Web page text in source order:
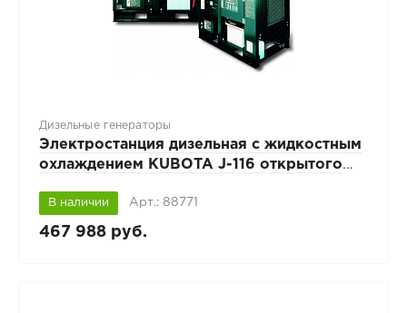
Дизельные генераторы
Электростанция дизельная с жидкостным
охлаждением KUBOTA J-116 открытого
В наличии Арт.: 88771
467 988 руб.